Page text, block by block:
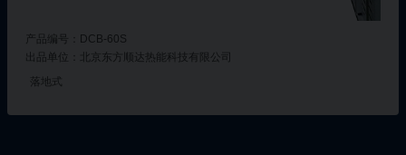
产品编号：DCB-60S
出品单位：北京东方顺达热能科技有限公司
落地式